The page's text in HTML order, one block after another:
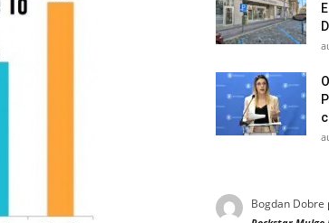
Bogdan Dobre